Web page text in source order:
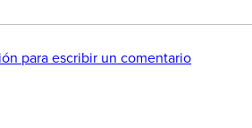
para escribir un comentario